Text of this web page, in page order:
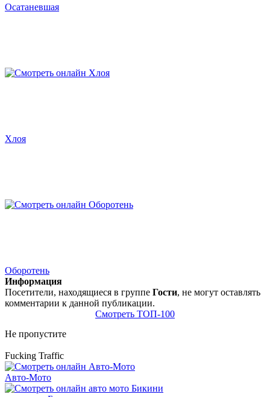
Осатаневшая
Хлоя
Оборотень
Информация
Посетители, находящиеся в группе Гости, не могут оставлять
комментарии к данной публикации.
Смотреть ТОП-100
Не пропустите
Fucking Traffic
Авто-Мото